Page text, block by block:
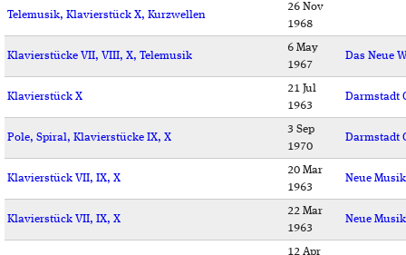
Telemusik, Klavierstück X, Kurzwellen
26 Nov
1968
Klavierstücke VII, VIII, X, Telemusik
6 May
1967
Das Neue
Klavierstück X
21 Jul
1963
Darmstadt
Pole, Spiral, Klavierstücke IX, X
3 Sep
1970
Darmstadt
Klavierstück VII, IX, X
20 Mar
1963
Neue Musik
Klavierstück VII, IX, X
22 Mar
1963
Neue Musik
12 Apr